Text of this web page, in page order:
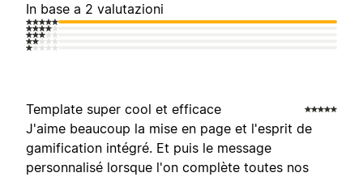
In base a 2 valutazioni
Template super cool et efficace
J'aime beaucoup la mise en page et l'esprit de
gamification intégré. Et puis le message
personnalisé lorsque l'on complète toutes nos